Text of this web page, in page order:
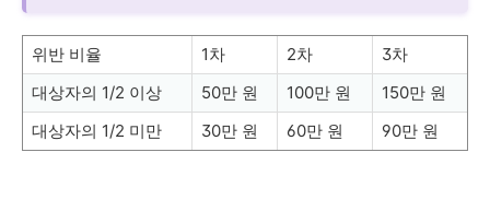
위반 비율 1차 2차
3차
대상자의 1/2 이상
50만 원 100만 원
150만 원
대상자의 1/2 미만
30만 원 60만 원 90만 원